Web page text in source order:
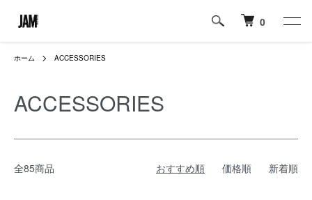
0
ホーム ACCESSORIES
ACCESSORIES
全85商品 おすすめ順 価格順 新着順